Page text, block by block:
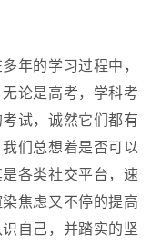
年的学习过程中，
论是高考，学科考
试，诚然它们都有
们总想着是否可以
各类社交平台，速
焦虑又不停的提高
自己，并踏实的坚